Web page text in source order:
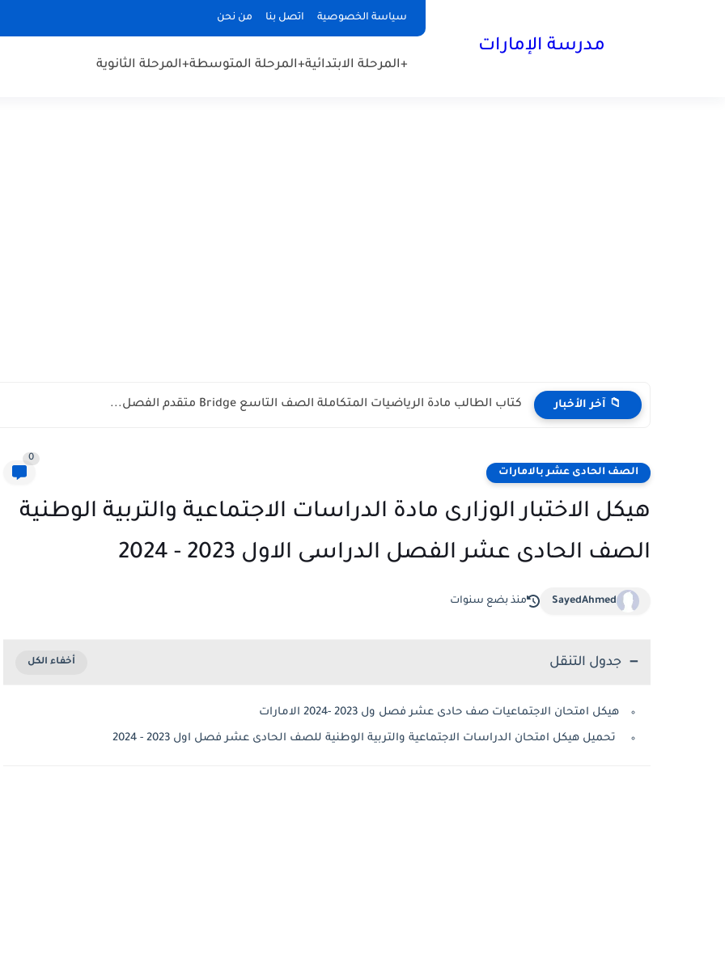
سياسة الخصوصية اتصل بنا من نحن
مدرسة الإمارات
+المرحلة الابتدائية+المرحلة المتوسطة+المرحلة الثانوية
📁 آخر الأخبار كتاب الطالب مادة الرياضيات المتكاملة الصف التاسع Bridge متقدم الفصل...
الصف الحادى عشر بالامارات
0
هيكل الاختبار الوزارى مادة الدراسات الاجتماعية والتربية الوطنية
الصف الحادى عشر الفصل الدراسى الاول 2023 - 2024
SayedAhmed منذ بضع سنوات
جدول التنقل
هيكل امتحان الاجتماعيات صف حادى عشر فصل ول 2023 -2024 الامارات
تحميل هيكل امتحان الدراسات الاجتماعية والتربية الوطنية للصف الحادى عشر فصل اول 2023 - 2024